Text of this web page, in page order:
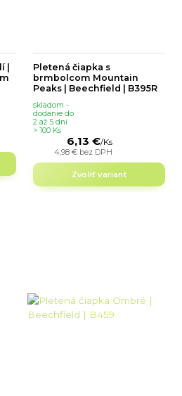
|
Pletená čiapka s
brmbolcom Mountain
Peaks | Beechfield | B395R
6,13 €/Ks
4,98 € bez DPH
skladom -
dodanie do
2 až 5 dní
> 100 Ks
Zvoliť variant